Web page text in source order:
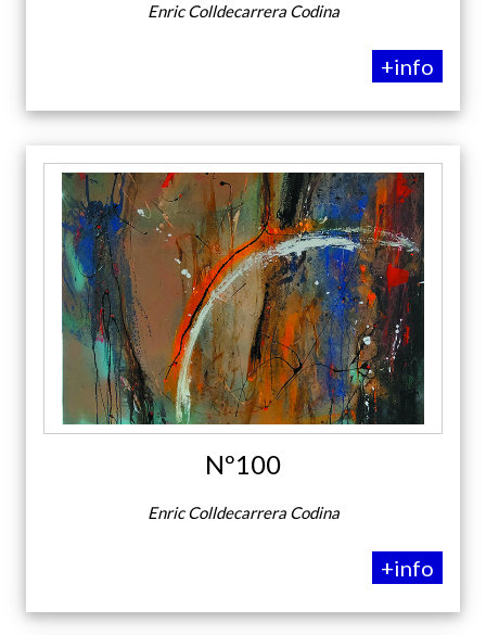
Enric Colldecarrera Codina
+info
Nº100
Enric Colldecarrera Codina
+info